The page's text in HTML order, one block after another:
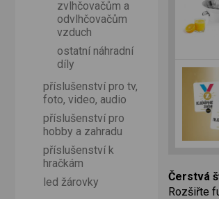
Čerstvá
Rozšiřte
zvlhčovačům a
odvlhčovačům
vzduch
ostatní náhradní
díly
příslušenství pro tv,
foto, video, audio
příslušenství pro
hobby a zahradu
příslušenství k
hračkám
led žárovky